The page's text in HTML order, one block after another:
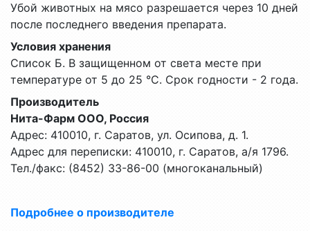
Убой животных на мясо разрешается через 10 дней
после последнего введения препарата.
Условия хранения
Список Б. В защищенном от света месте при
температуре от 5 до 25 °С. Срок годности - 2 года.
Производитель
Нита-Фарм ООО, Россия
Адрес: 410010, г. Саратов, ул. Осипова, д. 1.
Адрес для переписки: 410010, г. Саратов, а/я 1796.
Тел./факс: (8452) 33-86-00 (многоканальный)
Подробнее о производителе